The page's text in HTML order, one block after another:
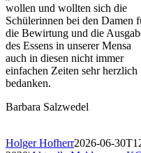
wollen und wollten sich die
Schülerinnen bei den Damen
die Bewirtung und die
des Essens in unserer Mensa
auch in diesen nicht immer
einfachen Zeiten sehr herzlich
bedanken.
Barbara Salzwedel
Holger Hofherr2026-06-